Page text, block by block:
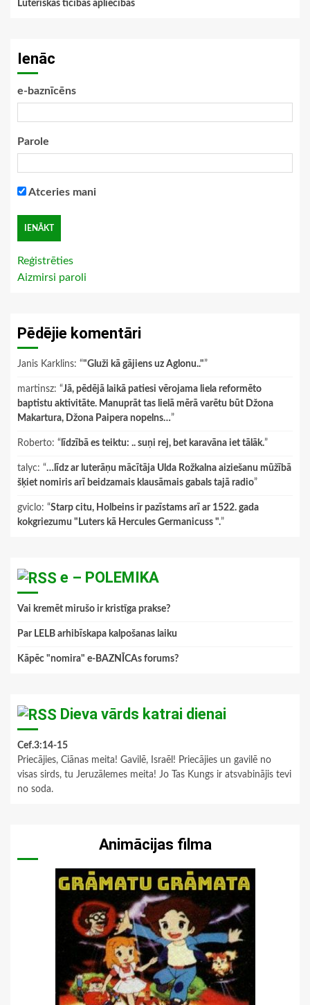
Luteriskās ticības apliecības
Ienāc
e-baznīcēns
Parole
Atceries mani
Reģistrēties
Aizmirsi paroli
Pēdējie komentāri
Janis Karklins: “"Gluži kā gājiens uz Aglonu.."”
martinsz: “Jā, pēdējā laikā patiesi vērojama liela reformēto
baptistu aktivitāte. Manuprāt tas lielā mērā varētu būt Džona
Makartura, Džona Paipera nopelns…”
Roberto: “ līdzībā es teiktu: .. suņi rej, bet karavāna iet tālāk.”
talyc: “…līdz ar luterāņu mācītāja Ulda Rožkalna aiziešanu mūžībā
šķiet nomiris arī beidzamais klausāmais gabals tajā radio”
gviclo: “Starp citu, Holbeins ir pazīstams arī ar 1522. gada
kokgriezumu "Luters kā Hercules Germanicuss ".”
e – POLEMIKA
Vai kremēt mirušo ir kristīga prakse?
Par LELB arhibīskapa kalpošanas laiku
Kāpēc "nomira" e-BAZNĪCAs forums?
Dieva vārds katrai dienai
Cef.3:14-15
Priecājies, Ciānas meita! Gavilē, Israēl! Priecājies un gavilē no
visas sirds, tu Jeruzālemes meita! Jo Tas Kungs ir atsvabinājis tevi
no soda.
Animācijas filma